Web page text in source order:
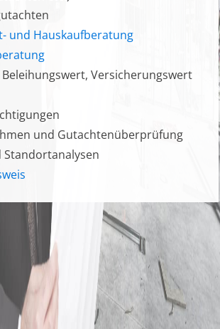
und Hauskaufberatung
Versicherungswert
und Gutachtenüberprüfung
Standortanalysen